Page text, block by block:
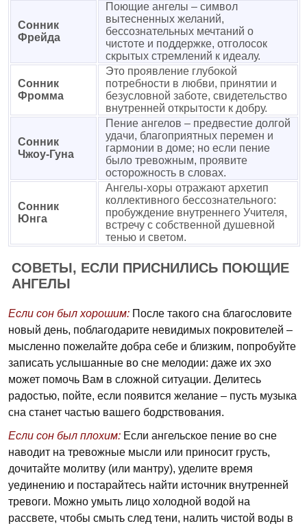
Сонник
Фрейда
Поющие ангелы – символ
вытесненных желаний,
бессознательных мечтаний о
чистоте и поддержке, отголосок
скрытых стремлений к идеалу.
Сонник
Фромма
Это проявление глубокой
потребности в любви, принятии и
безусловной заботе, свидетельство
внутренней открытости к добру.
Сонник
Чжоу-Гуна
Пение ангелов – предвестие долгой
удачи, благоприятных перемен и
гармонии в доме; но если пение
было тревожным, проявите
осторожность в словах.
Сонник
Юнга
Ангелы-хоры отражают архетип
коллективного бессознательного:
пробуждение внутреннего Учителя,
встречу с собственной душевной
тенью и светом.
СОВЕТЫ, ЕСЛИ ПРИСНИЛИСЬ ПОЮЩИЕ
АНГЕЛЫ
Если сон был хорошим: После такого сна благословите
новый день, поблагодарите невидимых покровителей –
мысленно пожелайте добра себе и близким, попробуйте
записать услышанные во сне мелодии: даже их эхо
может помочь Вам в сложной ситуации. Делитесь
радостью, пойте, если появится желание – пусть музыка
сна станет частью вашего бодрствования.
Если сон был плохим: Если ангельское пение во сне
наводит на тревожные мысли или приносит грусть,
дочитайте молитву (или мантру), уделите время
уединению и постарайтесь найти источник внутренней
тревоги. Можно умыть лицо холодной водой на
рассвете, чтобы смыть след тени, налить чистой воды в